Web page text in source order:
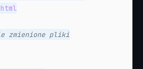
zmienione pliki